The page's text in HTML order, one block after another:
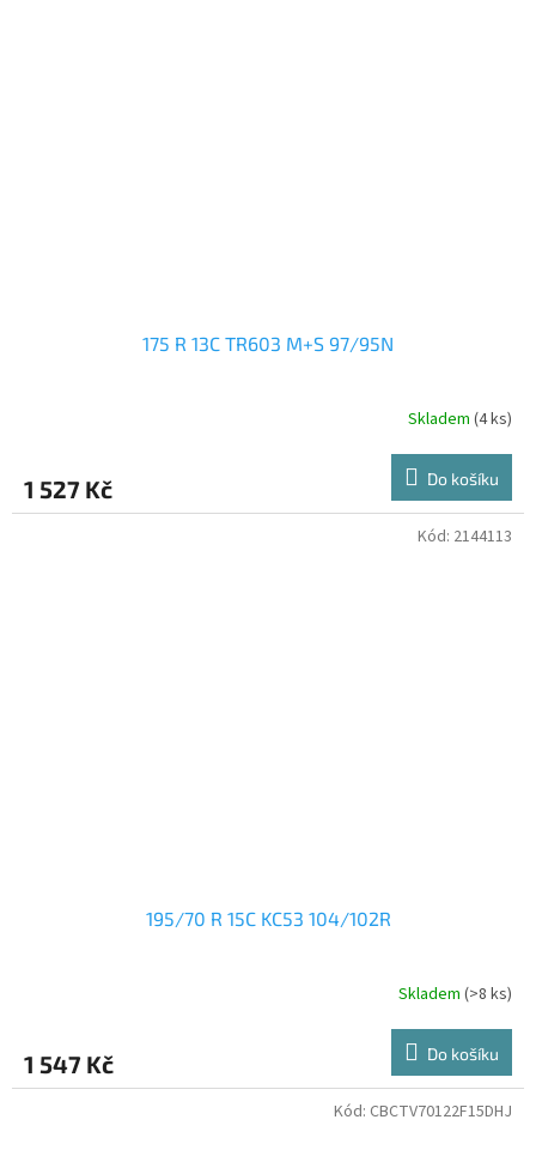
175 R 13C TR603 M+S 97/95N
Skladem (4 ks)
1 527 Kč Do košíku
195/70 R 15C KC53 104/102R
Skladem (>8 ks)
1 547 Kč Do košíku
Kód: 2144113
Kód: CBCTV70122F15DHJ